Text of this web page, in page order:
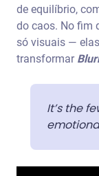
de equilíbrio,
do caos. No fim
só visuais —
transformar
It’s the